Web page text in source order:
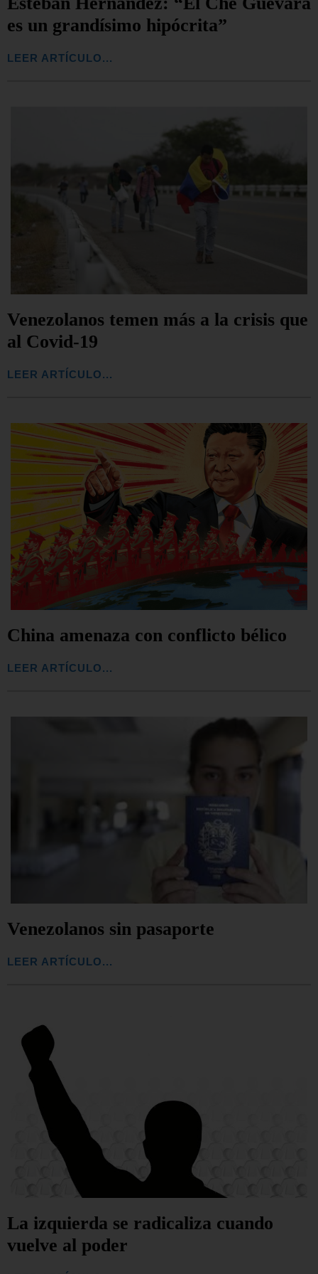
es un grandísimo hipócrita”
LEER ARTÍCULO...
Venezolanos temen más a la crisis que
al Covid-19
LEER ARTÍCULO...
China amenaza con conflicto bélico
LEER ARTÍCULO...
Venezolanos sin pasaporte
LEER ARTÍCULO...
La izquierda se radicaliza cuando
vuelve al poder